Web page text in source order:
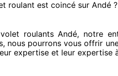
roulant est coincé sur Andé
roulants Andé, notre
, nous pourrons vous offrir
expertise et leur expertise